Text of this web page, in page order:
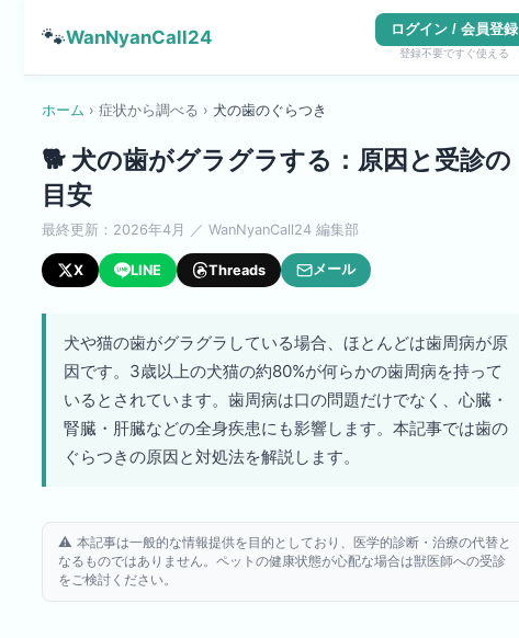
🐾WanNyanCall24 ログイン / 会員登録
登録不要ですぐ使える
ホーム › 症状から調べる › 犬の歯のぐらつき
🐕 犬の歯がグラグラする：原因と受診の
目安
最終更新： 2026年4月 ／ WanNyanCall24 編集部
X LINE Threads メール
犬や猫の歯がグラグラしている場合、ほとんどは歯周病が原
因です。3歳以上の犬猫の約80%が何らかの歯周病を持って
いるとされています。歯周病は口の問題だけでなく、心臓・
腎臓・肝臓などの全身疾患にも影響します。本記事では歯の
ぐらつきの原因と対処法を解説します。
⚠️ 本記事は一般的な情報提供を目的としており、医学的診断・治療の代替と
なるものではありません。ペットの健康状態が心配な場合は獣医師への受診
をご検討ください。